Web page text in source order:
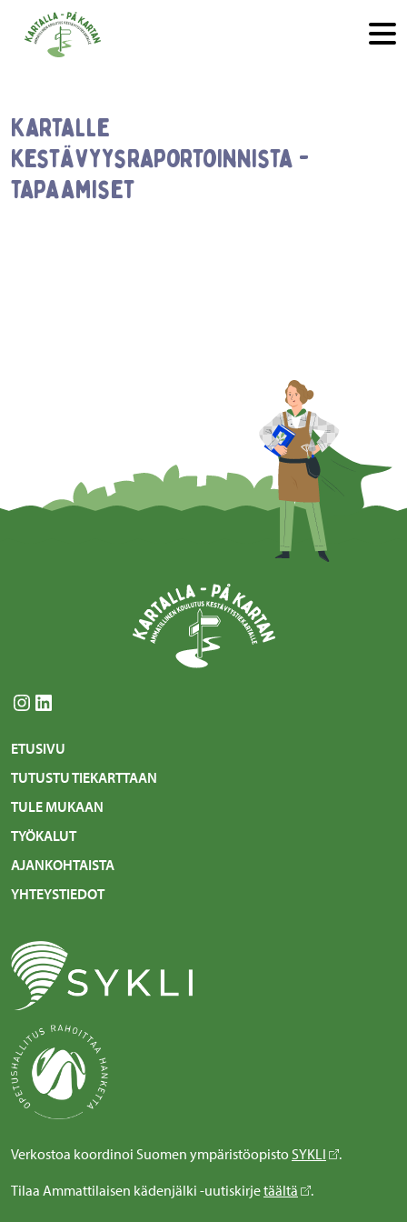
Hyppää sisältöön
Kartalle
kestävyysraportoinnista -
tapaamiset
Instagram LinkedIn
ETUSIVU
TUTUSTU TIEKARTTAAN
TULE MUKAAN
TYÖKALUT
AJANKOHTAISTA
YHTEYSTIEDOT
Verkostoa koordinoi Suomen ympäristöopisto SYKLI
.
Tilaa Ammattilaisen kädenjälki -uutiskirjetäältä .